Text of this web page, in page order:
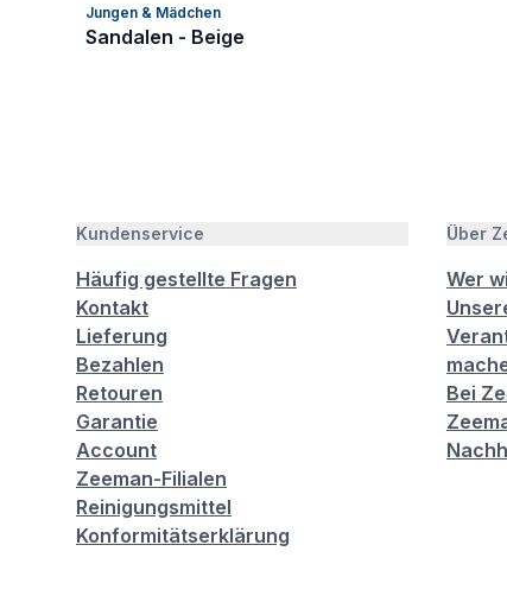
Jungen & Mädchen
Sandalen - Beige
Kundenservice
Häufig gestellte Fragen
Kontakt
Lieferung
Bezahlen
Retouren
Garantie
Account
Zeeman-Filialen
Reinigungsmittel
Konformitätserklärung
Über
Wer
Bei